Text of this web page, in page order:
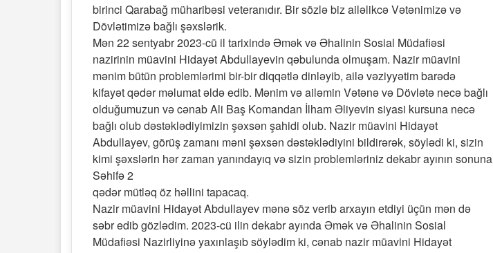
birinci Qarabağ müharibəsi veteranıdır. Bir sözlə biz ailəlikcə Vətənimizə və
Dövlətimizə bağlı şəxslərik.
Mən 22 sentyabr 2023-cü il tarixində Əmək və Əhalinin Sosial Müdafiəsi
nazirinin müavini Hidayət Abdullayevin qəbulunda olmuşam. Nazir müavini
mənim bütün problemlərimi bir-bir diqqətlə dinləyib, ailə vəziyyətim barədə
kifayət qədər məlumat əldə edib. Mənim və ailəmin Vətənə və Dövlətə necə bağlı
olduğumuzun və cənab Ali Baş Komandan İlham Əliyevin siyasi kursuna necə
bağlı olub dəstəklədiyimizin şəxsən şahidi olub. Nazir müavini Hidayət
Abdullayev, görüş zamanı məni şəxsən dəstəklədiyini bildirərək, söylədi ki, sizin
kimi şəxslərin hər zaman yanındayıq və sizin problemləriniz dekabr ayının sonuna
Səhifə 2
qədər mütləq öz həllini tapacaq.
Nazir müavini Hidayət Abdullayev mənə söz verib arxayın etdiyi üçün mən də
səbr edib gözlədim. 2023-cü ilin dekabr ayında Əmək və Əhalinin Sosial
Müdafiəsi Nazirliyinə yaxınlaşıb söylədim ki, cənab nazir müavini Hidayət